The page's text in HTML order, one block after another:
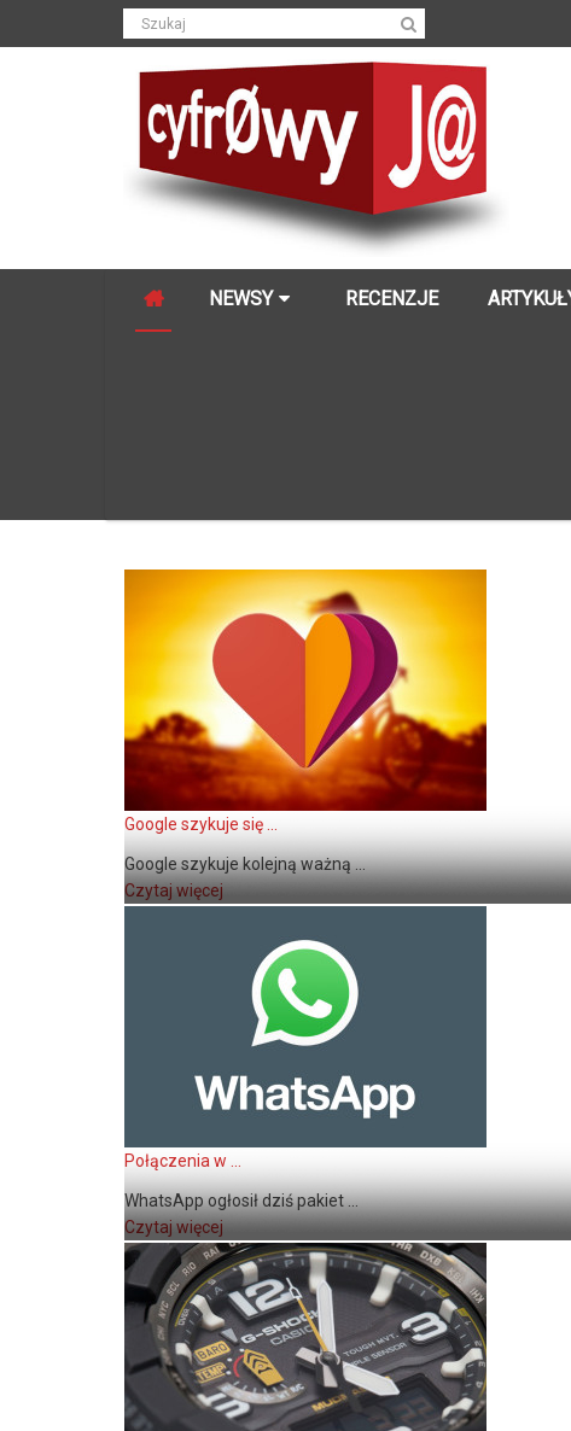
NEWSY RECENZJE
Google szykuje się ...
Google szykuje kolejną ważną ...
Czytaj więcej
Połączenia w ...
WhatsApp ogłosił dziś pakiet ...
Czytaj więcej